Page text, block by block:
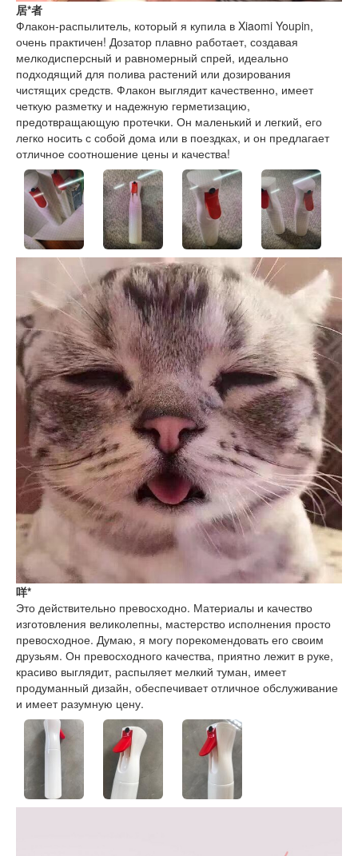
居*者
Флакон-распылитель, который я купила в Xiaomi Youpin,
очень практичен! Дозатор плавно работает, создавая
мелкодисперсный и равномерный спрей, идеально
подходящий для полива растений или дозирования
чистящих средств. Флакон выглядит качественно, имеет
четкую разметку и надежную герметизацию,
предотвращающую протечки. Он маленький и легкий, его
легко носить с собой дома или в поездках, и он предлагает
отличное соотношение цены и качества!
咩*
Это действительно превосходно. Материалы и качество
изготовления великолепны, мастерство исполнения просто
превосходное. Думаю, я могу порекомендовать его своим
друзьям. Он превосходного качества, приятно лежит в руке,
красиво выглядит, распыляет мелкий туман, имеет
продуманный дизайн, обеспечивает отличное обслуживание
и имеет разумную цену.